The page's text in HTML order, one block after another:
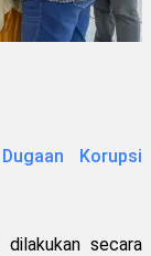
Korupsi
secara